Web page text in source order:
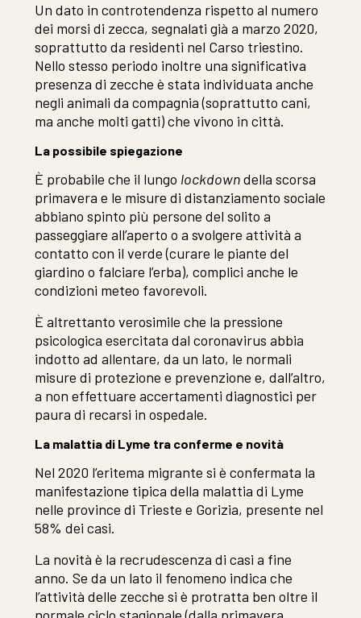
Un dato in controtendenza rispetto al numero
dei morsi di zecca, segnalati già a marzo 2020,
soprattutto da residenti nel Carso triestino.
Nello stesso periodo inoltre una significativa
presenza di zecche è stata individuata anche
negli animali da compagnia (soprattutto cani,
ma anche molti gatti) che vivono in città.
La possibile spiegazione
È probabile che il lungo lockdowndella scorsa
primavera e le misure di distanziamento sociale
abbiano spinto più persone del solito a
passeggiare all’aperto o a svolgere attività a
contatto con il verde (curare le piante del
giardino o falciare l’erba), complici anche le
condizioni meteo favorevoli.
È altrettanto verosimile che la pressione
psicologica esercitata dal coronavirus abbia
indotto ad allentare, da un lato, le normali
misure di protezione e prevenzione e, dall’altro,
a non effettuare accertamenti diagnostici per
paura di recarsi in ospedale.
La malattia di Lyme tra conferme e novità
Nel 2020 l’eritema migrante si è confermata la
manifestazione tipica della malattia di Lyme
nelle province di Trieste e Gorizia, presente nel
58% dei casi.
La novità è la recrudescenza di casi a fine
anno. Se da un lato il fenomeno indica che
l’attività delle zecche si è protratta ben oltre il